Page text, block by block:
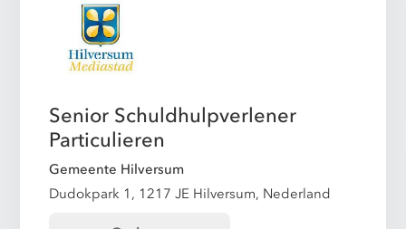
Senior Schuldhulpverlener
Particulieren
Gemeente Hilversum
Dudokpark 1, 1217 JE Hilversum, Nederland